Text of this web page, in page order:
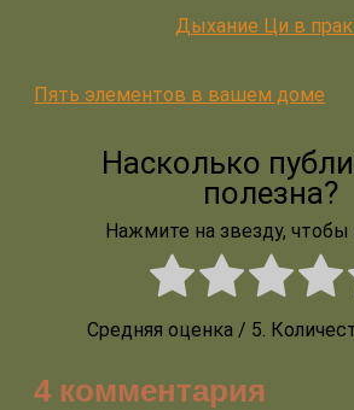
Дыхание Ци в
Пять элементов в вашем доме
Насколько
полезна?
Нажмите на звезду, чтобы
Средняя оценка / 5.
4 комментария